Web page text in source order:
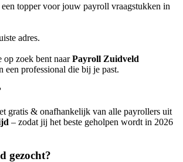
topper voor jouw payroll vraagstukken in
adres.
zoek bent naarPayroll Zuidveld
een professional die bij je past.
gratis & onafhankelijk van alle payrollers uit
– zodat jij het beste geholpen wordt in 2026
gezocht?